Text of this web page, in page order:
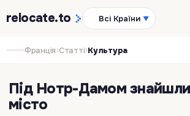
relocate.to Всі Країни ▼
Франція›Статті›Культура
Під Нотр-Дамом
місто